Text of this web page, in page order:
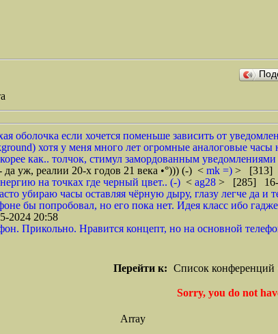
оболочка если хочется поменьше зависить от
хотя у меня много лет огромные аналоговые часы
как.. толчок, стимул замордованным
уж, реалии 20-х годов 21 века •°))) (-) < mk =) > [313]
на точках где черный цвет.. (-) < ag28 > [285] 16-
убираю часы оставляя чёрную дыру, глазу легче да и
бы попробовал, но его пока нет. Идея класс ибо
2024 20:58
Прикольно. Нравится концепт, но на основной
Перейти к: Список конференций
Sorry, you do not
Array